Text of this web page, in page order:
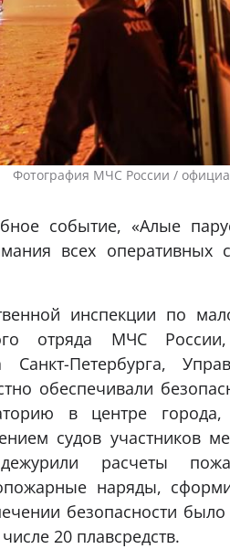
Фотография МЧС России /
событие, «Алые
всех оперативных
инспекции по
отряда МЧС
Санкт-Петербурга,
обеспечивали
в центре
судов участников
расчеты
наряды,
безопасности
20 плавсредств.